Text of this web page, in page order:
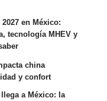
en México:
tecnología MHEV y
china
y confort
llega a México: la